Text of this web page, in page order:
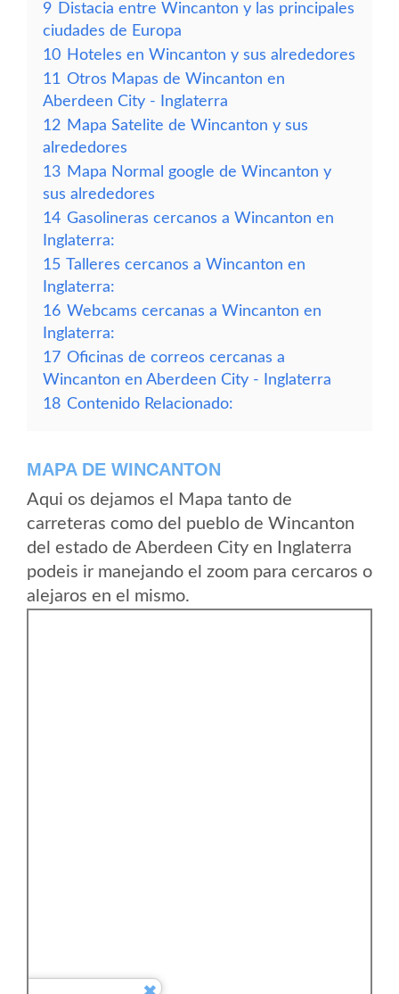
9 Distacia entre Wincanton y las principales
ciudades de Europa
10 Hoteles en Wincanton y sus alrededores
11 Otros Mapas de Wincanton en
Aberdeen City - Inglaterra
12 Mapa Satelite de Wincanton y sus
alrededores
13 Mapa Normal google de Wincanton y
sus alrededores
14 Gasolineras cercanos a Wincanton en
Inglaterra:
15 Talleres cercanos a Wincanton en
Inglaterra:
16 Webcams cercanas a Wincanton en
Inglaterra:
17 Oficinas de correos cercanas a
Wincanton en Aberdeen City - Inglaterra
18 Contenido Relacionado:
MAPA DE WINCANTON
Aqui os dejamos el Mapa tanto de
carreteras como del pueblo de Wincanton
del estado de Aberdeen City en Inglaterra
podeis ir manejando el zoom para cercaros o
alejaros en el mismo.